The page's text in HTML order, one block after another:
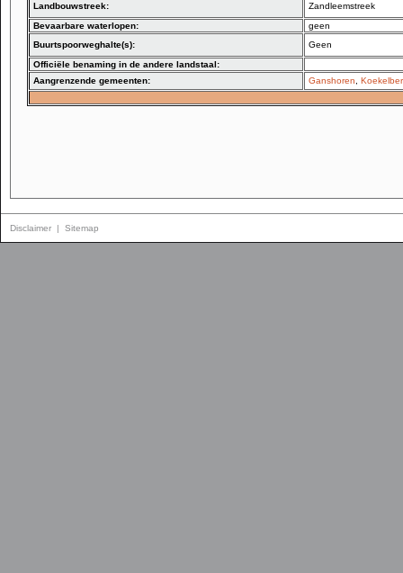
Landbouwstreek:
Zandleemstreek
Bevaarbare waterlopen:
geen
Buurtspoorweghalte(s):
Geen
Officiële benaming in de andere landstaal:
Aangrenzende gemeenten:
Ganshoren
Disclaimer | Sitemap